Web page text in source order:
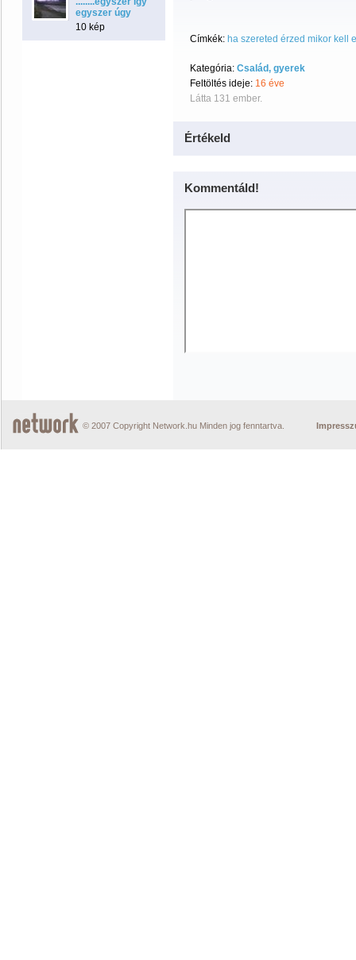
egyszer úgy
10 kép
Címkék: ha szereted érzed mikor kell
Kategória: Család, gyerek
Feltöltés ideje: 16 éve
Látta 131 ember.
Értékeld
Kommentáld!
© 2007 Copyright Network.hu Minden jog fenntartva.